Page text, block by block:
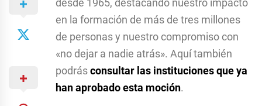
desde 1965, destacando nuestro impacto
en la formación de más de tres millones
de personas y nuestro compromiso con
«no dejar a nadie atrás». Aquí también
podrásconsultar las instituciones que ya
han aprobado esta moción.